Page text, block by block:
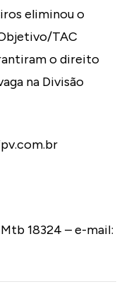
eliminou o
TAC
o direito
na Divisão
18324 – e-mail: